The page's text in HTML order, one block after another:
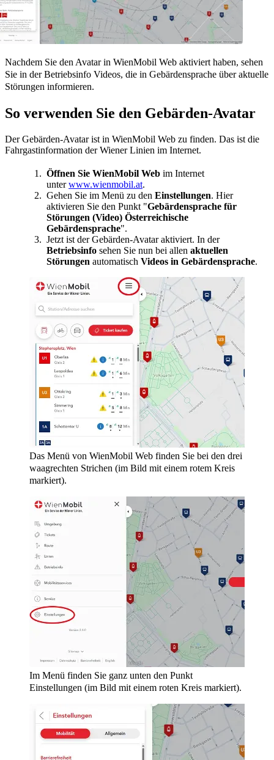
Nachdem Sie den Avatar in WienMobil Web aktiviert haben, sehen
Sie in der Betriebsinfo Videos, die in Gebärdensprache über aktuelle
Störungen informieren.
So verwenden Sie den Gebärden-Avatar
Der Gebärden-Avatar ist in WienMobil Web zu finden. Das ist die
Fahrgastinformation der Wiener Linien im Internet.
Öffnen Sie WienMobil Web im Internet
unterwww.wienmobil.at.
Gehen Sie im Menü zu den Einstellungen. Hier
aktivieren Sie den Punkt "Gebärdensprache für
Störungen (Video) Österreichische
Gebärdensprache".
Jetzt ist der Gebärden-Avatar aktiviert. In der
Betriebsinfo sehen Sie nun bei allen aktuellen
Störungen automatisch Videos in Gebärdensprache.
Das Menü von WienMobil Web finden Sie bei den drei
waagrechten Strichen (im Bild mit einem rotem Kreis
markiert).
Im Menü finden Sie ganz unten den Punkt
Einstellungen (im Bild mit einem roten Kreis markiert).